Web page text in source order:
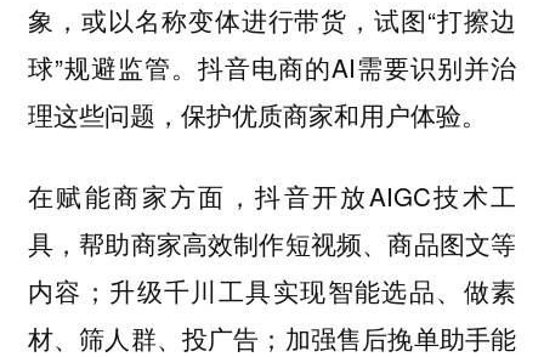
象，或以名称变体进行带货，试图“打擦边
球”规避监管。抖音电商的AI需要识别并治
理这些问题，保护优质商家和用户体验。
在赋能商家方面，抖音开放AIGC技术工
具，帮助商家高效制作短视频、商品图文等
内容；升级千川工具实现智能选品、做素
材、筛人群、投广告；加强售后挽单助手能